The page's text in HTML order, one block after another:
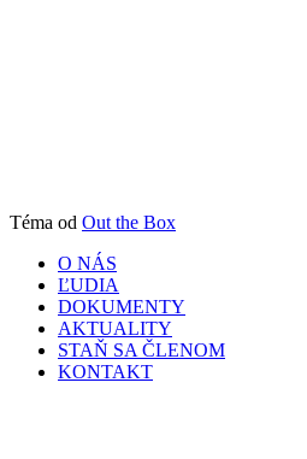
Téma od Out the Box
O NÁS
ĽUDIA
DOKUMENTY
AKTUALITY
STAŇ SA ČLENOM
KONTAKT